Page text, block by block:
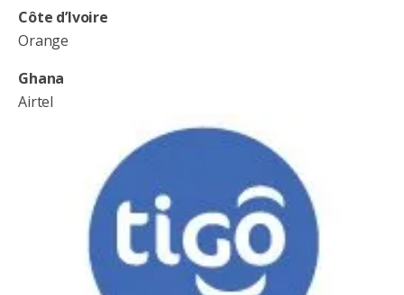
Côte d’Ivoire
Orange
Ghana
Airtel